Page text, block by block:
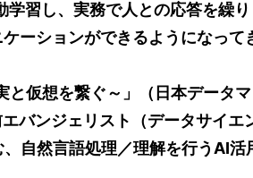
習し、実務で人との応答を繰り
ーションができるようになって
と仮想を繋ぐ～」（日本データマ
バンジェリスト（データサイエ
自然言語処理／理解を行うAI活